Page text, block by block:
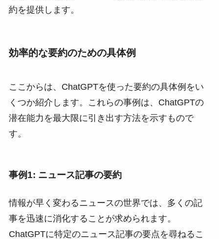
約を提供します。
効率的な要約のための具体例
ここからは、ChatGPTを使った要約の具体例をい
くつか紹介します。これらの事例は、ChatGPTの
潜在能力を最大限に引き出す方法を示すもので
す。
事例1: ニュース記事の要約
情報が早く変わるニュースの世界では、多くの記
事を迅速に消化することが求められます。
ChatGPTに特定のニュース記事の要点を尋ねるこ